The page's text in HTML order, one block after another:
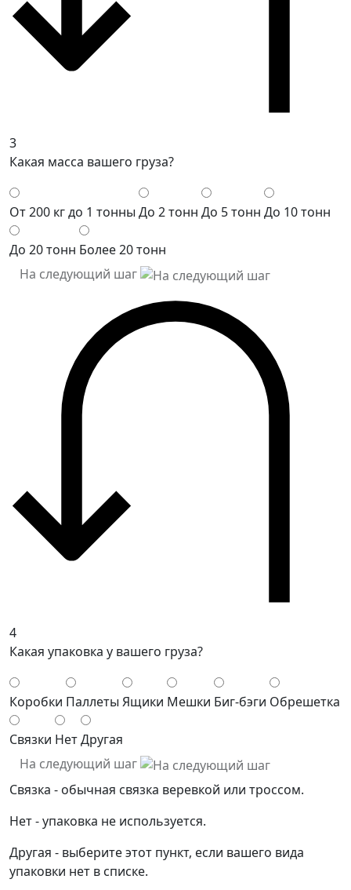
3
Какая масса вашего груза?
От 200 кг до 1 тонны До 2 тонн До 5 тонн До 10 тонн
До 20 тонн Более 20 тонн
На следующий шаг
4
Какая упаковка у вашего груза?
Коробки Паллеты Ящики Мешки Биг-бэги Обрешетка
Связки НетДругая
На следующий шаг
Связка - обычная связка веревкой или троссом.
Нет - упаковка не используется.
Другая - выберите этот пункт, если вашего вида
упаковки нет в списке.